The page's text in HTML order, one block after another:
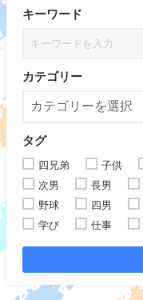
キーワード
カテゴリー
タグ
四兄弟 子供
次男
長男
野球
四男
学び
仕事